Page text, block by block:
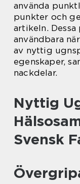
använda
punkter och
artikeln.
användbara
av nyttig
egenskaper,
nackdelar.
Nyttig
Svensk